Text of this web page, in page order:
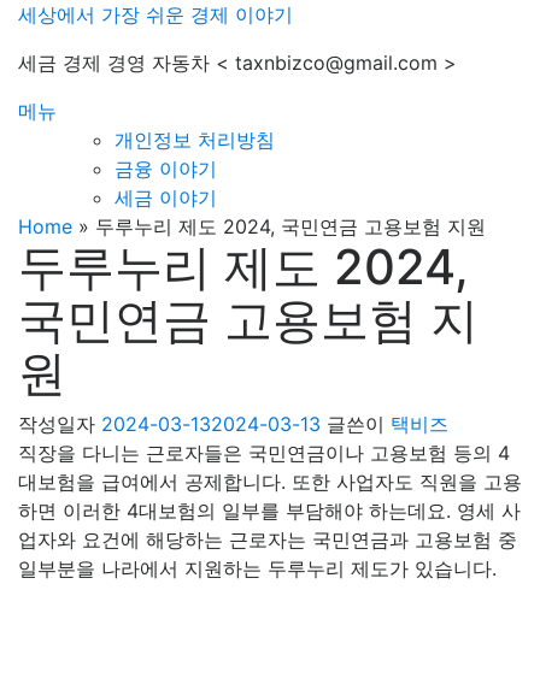
세상에서 가장 쉬운 경제 이야기
세금 경제 경영 자동차 < taxnbizco@gmail.com >
메뉴
개인정보 처리방침
금융 이야기
세금 이야기
Home » 두루누리 제도 2024, 국민연금 고용보험 지원
두루누리 제도 2024,
국민연금 고용보험 지
원
작성일자 2024-03-132024-03-13 글쓴이 택비즈
직장을 다니는 근로자들은 국민연금이나 고용보험 등의 4
대보험을 급여에서 공제합니다. 또한 사업자도 직원을 고용
하면 이러한 4대보험의 일부를 부담해야 하는데요. 영세 사
업자와 요건에 해당하는 근로자는 국민연금과 고용보험 중
일부분을 나라에서 지원하는 두루누리 제도가 있습니다.